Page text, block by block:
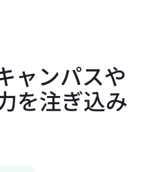
ャンパスや
を注ぎ込み